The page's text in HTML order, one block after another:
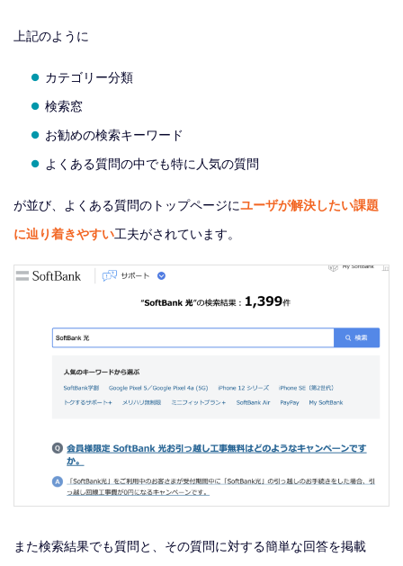
上記のように
カテゴリー分類
検索窓
お勧めの検索キーワード
よくある質問の中でも特に人気の質問
が並び、よくある質問のトップページにユーザが解決したい課題
に辿り着きやすい工夫がされています。
また検索結果でも質問と、その質問に対する簡単な回答を掲載